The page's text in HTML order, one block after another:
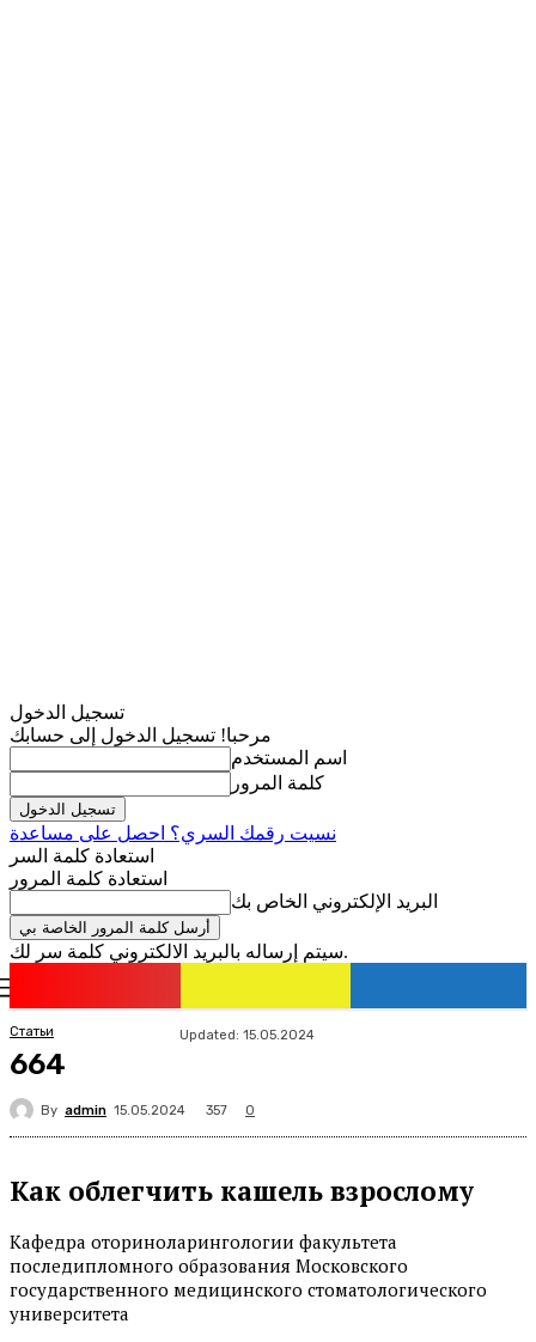
تسجيل الدخول
مرحبا! تسجيل الدخول إلى حسابك
اسم المستخدم
كلمة المرور
نسيت رقمك السري؟ احصل على مساعدة
استعادة كلمة السر
استعادة كلمة المرور
البريد الإلكتروني الخاص بك
سيتم إرساله بالبريد الالكتروني كلمة سر لك.
Статьи Updated: 15.05.2024
664
By admin 15.05.2024 357 0
Как облегчить кашель взрослому
Кафедра оториноларингологии факультета
последипломного образования Московского
государственного медицинского стоматологического
университета